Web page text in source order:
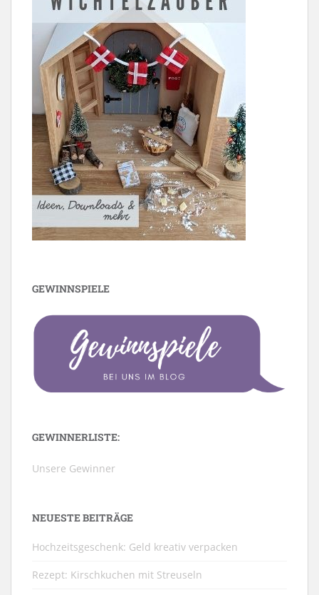
GEWINNSPIELE
GEWINNERLISTE:
Unsere Gewinner
NEUESTE BEITRÄGE
Hochzeitsgeschenk: Geld kreativ verpacken
Rezept: Kirschkuchen mit Streuseln